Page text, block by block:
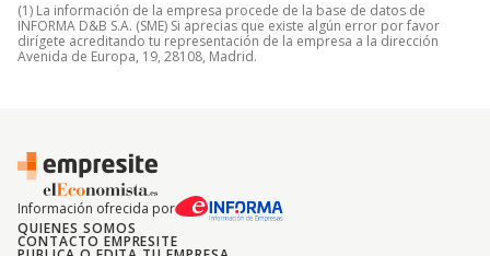
(1) La información de la empresa procede de la base de datos de
INFORMA D&B S.A. (SME) Si aprecias que existe algún error por favor
dirígete acreditando tu representación de la empresa a la dirección
Avenida de Europa, 19, 28108, Madrid.
Información ofrecida por
QUIENES SOMOS
CONTACTO EMPRESITE